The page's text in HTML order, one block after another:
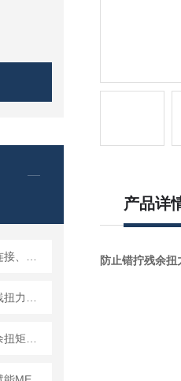
产品详
防止错拧残余